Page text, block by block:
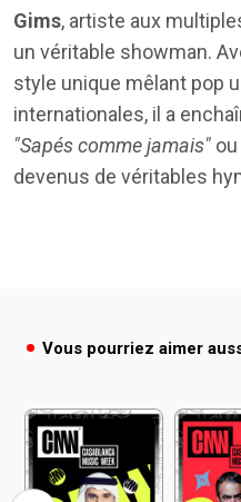
Gims, artiste aux
un véritable showman.
style unique mêlant pop
internationales, il a
"Sapés comme jamais" ou
devenus de véritables
Vous pourriez aimer